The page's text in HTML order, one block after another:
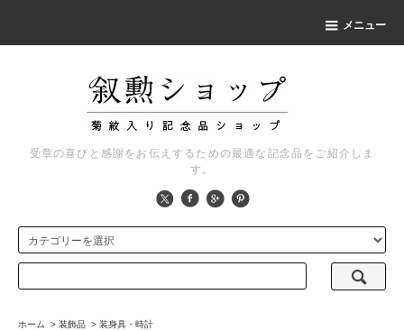
メニュー
受章の喜びと感謝をお伝えするための最適な記念品をご紹介しま
す。
ホーム > 装飾品 > 装身具・時計